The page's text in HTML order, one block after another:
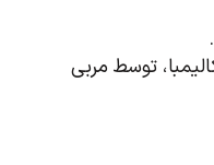
توسط مربی